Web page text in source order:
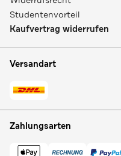
Studentenvorteil
Kaufvertrag widerrufen
Versandart
Zahlungsarten